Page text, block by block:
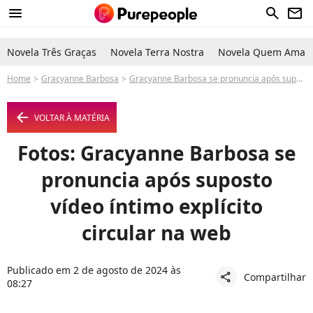
menu search newsletter
Novela Três Graças Novela Terra Nostra Novela Quem Ama
Home Gracyanne Barbosa Gracyanne Barbosa se pronuncia após suposto vídeo íntimo explícito circular na web
arrow_left VOLTAR À MATÉRIA
Fotos: Gracyanne Barbosa se
pronuncia após suposto
vídeo íntimo explícito
circular na web
Publicado em 2 de agosto de 2024 às
08:27
share Compartilhar